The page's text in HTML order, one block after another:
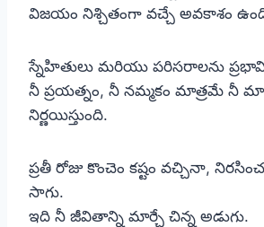
విజయం నిశ్చితంగా వచ్చే అవకాశం
స్నేహితులు మరియు పరిసరాలను
నీ ప్రయత్నం, నీ నమ్మకం మాత్రమే నీ
నిర్ణయిస్తుంది.
ప్రతీ రోజు కొంచెం కష్టం వచ్చినా,
సాగు.
ఇది నీ జీవితాన్ని మార్చే చిన్న అడుగు.